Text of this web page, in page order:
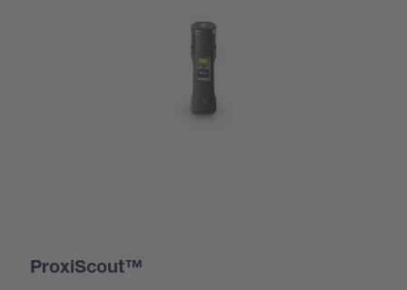
ProxiScout™